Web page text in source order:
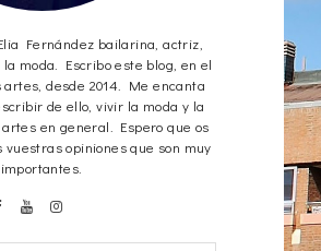
Fernández bailarina, actriz,
moda. Escribo este blog, en el
artes, desde 2014. Me encanta
de ello, vivir la moda y la
en general. Espero que os
opiniones que son muy
importantes.